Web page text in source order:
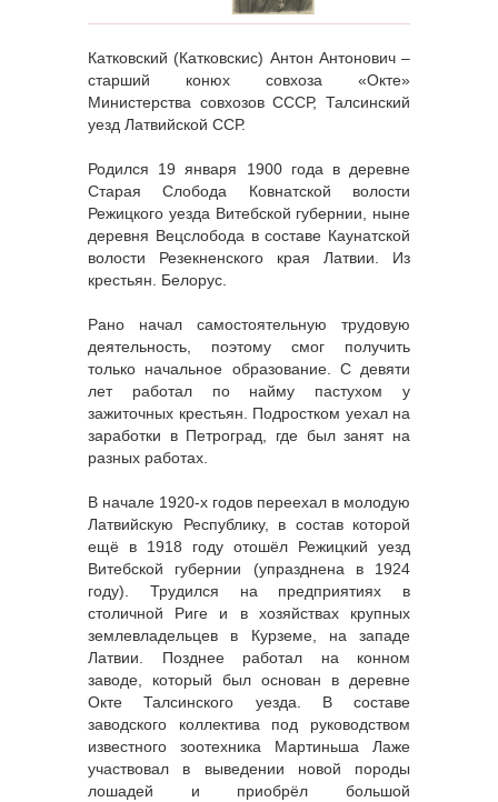
Катковский (Катковскис) Антон Антонович –
старший конюх совхоза «Окте»
Министерства совхозов СССР, Талсинский
уезд Латвийской ССР.
Родился 19 января 1900 года в деревне
Старая Слобода Ковнатской волости
Режицкого уезда Витебской губернии, ныне
деревня Вецслобода в составе Каунатской
волости Резекненского края Латвии. Из
крестьян. Белорус.
Рано начал самостоятельную трудовую
деятельность, поэтому смог получить
только начальное образование. С девяти
лет работал по найму пастухом у
зажиточных крестьян. Подростком уехал на
заработки в Петроград, где был занят на
разных работах.
В начале 1920-х годов переехал в молодую
Латвийскую Республику, в состав которой
ещё в 1918 году отошёл Режицкий уезд
Витебской губернии (упразднена в 1924
году). Трудился на предприятиях в
столичной Риге и в хозяйствах крупных
землевладельцев в Курземе, на западе
Латвии. Позднее работал на конном
заводе, который был основан в деревне
Окте Талсинского уезда. В составе
заводского коллектива под руководством
известного зоотехника Мартиньша Лаже
участвовал в выведении новой породы
лошадей и приобрёл большой